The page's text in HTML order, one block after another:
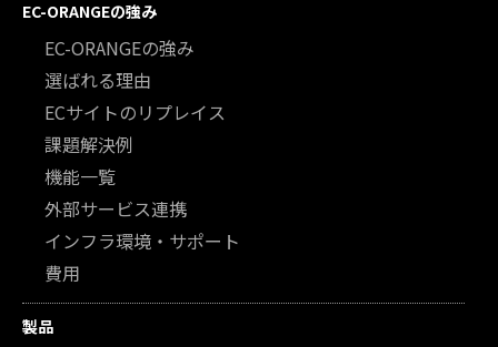
EC-ORANGEの強み
EC-ORANGEの強み
選ばれる理由
ECサイトのリプレイス
課題解決例
機能一覧
外部サービス連携
インフラ環境・サポート
費用
製品